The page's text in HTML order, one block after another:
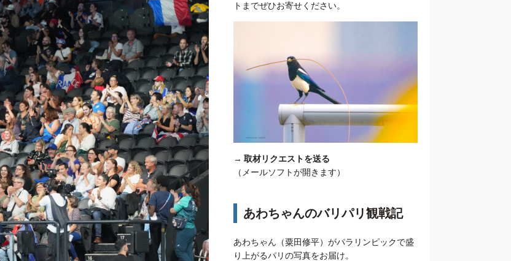
トまでぜひお寄せください。
→ 取材リクエストを送る
（メールソフトが開きます）
あわちゃんのバリパリ観戦記
あわちゃん（粟田修平）がパラリンピックで盛
り上がるパリの写真をお届け。